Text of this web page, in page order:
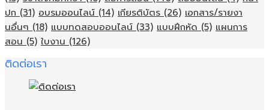
ปก (31) อบรมออนไลน์ (14) เกียรติบัตร (26) เอกสาร/รายงา
นอื่นๆ (18) แบบทดสอบออนไลน์ (33) แบบฝึกหัด (5) แผนการ
สอน (5) ใบงาน (126)
ติดต่อเรา